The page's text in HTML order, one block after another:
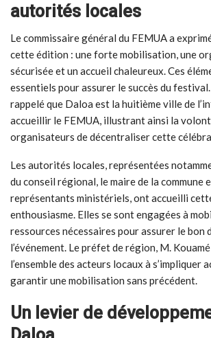
autorités locales
Le commissaire général du FEMUA a
cette édition : une forte mobilisation, une
sécurisée et un accueil chaleureux. Ces
essentiels pour assurer le succès du
rappelé que Daloa est la huitième ville de
accueillir le FEMUA, illustrant ainsi la
organisateurs de décentraliser cette
Les autorités locales, représentées
du conseil régional, le maire de la commune
représentants ministériels, ont accueilli
enthousiasme. Elles se sont engagées à
ressources nécessaires pour assurer le bon
l’événement. Le préfet de région, M.
l’ensemble des acteurs locaux à s’impliquer
garantir une mobilisation sans précédent.
Un levier de